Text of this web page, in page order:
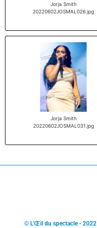
Jorja Smith
20220602JOSMAL026.jpg
Jorja Smith
20220602JOSMAL031.jpg
© L'Œil du spectacle - 2022